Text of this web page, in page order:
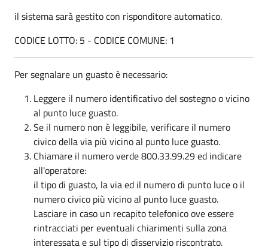
il sistema sarà gestito con risponditore automatico.
CODICE LOTTO: 5 - CODICE COMUNE: 1
Per segnalare un guasto è necessario:
Leggere il numero identificativo del sostegno o vicino
al punto luce guasto.
Se il numero non è leggibile, verificare il numero
civico della via più vicino al punto luce guasto.
Chiamare il numero verde 800.33.99.29 ed indicare
all'operatore:
il tipo di guasto, la via ed il numero di punto luce o il
numero civico più vicino al punto luce guasto.
Lasciare in caso un recapito telefonico ove essere
rintracciati per eventuali chiarimenti sulla zona
interessata e sul tipo di disservizio riscontrato.